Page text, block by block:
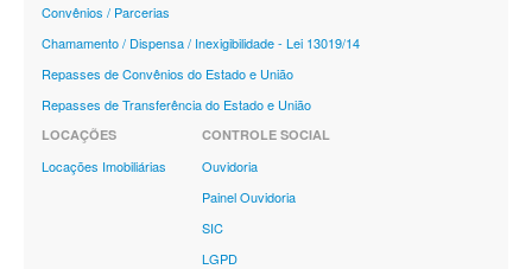
Convênios / Parcerias
Chamamento / Dispensa / Inexigibilidade - Lei 13019/14
Repasses de Convênios do Estado e União
Repasses de Transferência do Estado e União
LOCAÇÕES
Locações Imobiliárias
CONTROLE SOCIAL
Ouvidoria
Painel Ouvidoria
SIC
LGPD